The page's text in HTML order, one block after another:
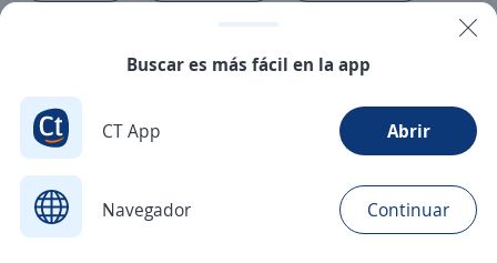
Buscar es más fácil en la app
CT App Abrir
Navegador Continuar